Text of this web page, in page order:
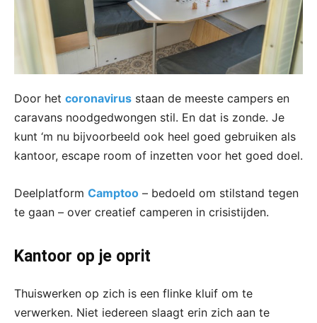
Door het coronavirus staan de meeste campers en
caravans noodgedwongen stil. En dat is zonde. Je
kunt ‘m nu bijvoorbeeld ook heel goed gebruiken als
kantoor, escape room of inzetten voor het goed doel.
Deelplatform Camptoo – bedoeld om stilstand tegen
te gaan – over creatief camperen in crisistijden.
Kantoor op je oprit
Thuiswerken op zich is een flinke kluif om te
verwerken. Niet iedereen slaagt erin zich aan te